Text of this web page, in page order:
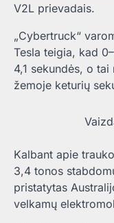
V2L prievadais.
„Cybertruck“
Tesla teigia, kad
4,1 sekundės, o
žemoje keturių
Kalbant apie
3,4 tonos
pristatytas
velkamų